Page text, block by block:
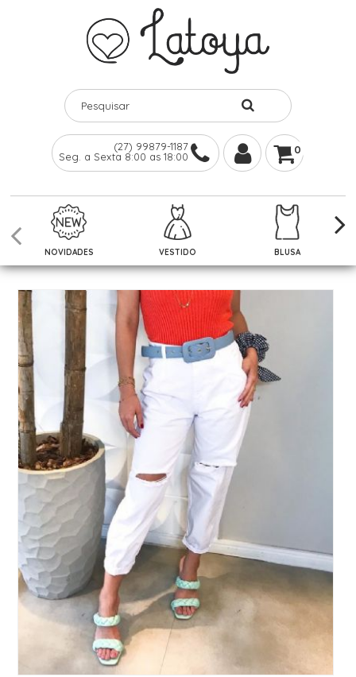
(27) 99879-1187
Seg. a Sexta 8:00 as 18:00
0
NOVIDADES VESTIDO BLUSA